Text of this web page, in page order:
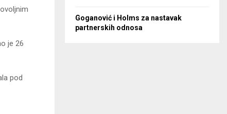
je 26
pod
Goganović i Holms za nastavak
partnerskih odnosa